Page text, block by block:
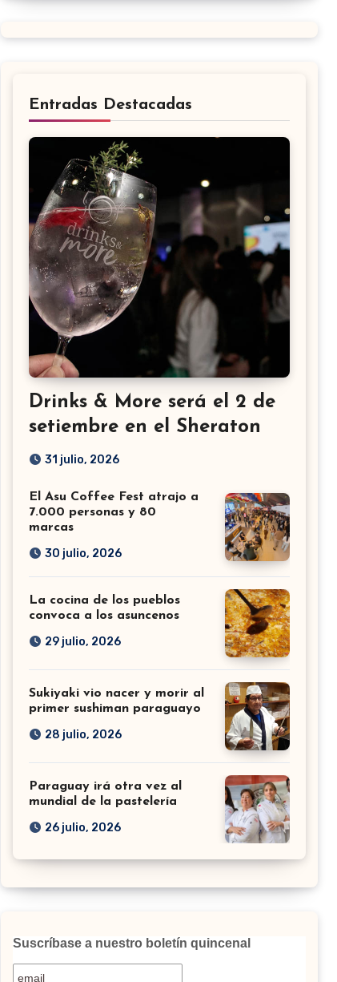
Entradas Destacadas
Drinks & More será el 2 de
setiembre en el Sheraton
31 julio, 2026
El Asu Coffee Fest atrajo a
7.000 personas y 80
marcas
30 julio, 2026
La cocina de los pueblos
convoca a los asuncenos
29 julio, 2026
Sukiyaki vio nacer y morir al
primer sushiman paraguayo
28 julio, 2026
Paraguay irá otra vez al
mundial de la pastelería
26 julio, 2026
Suscríbase a nuestro boletín quincenal